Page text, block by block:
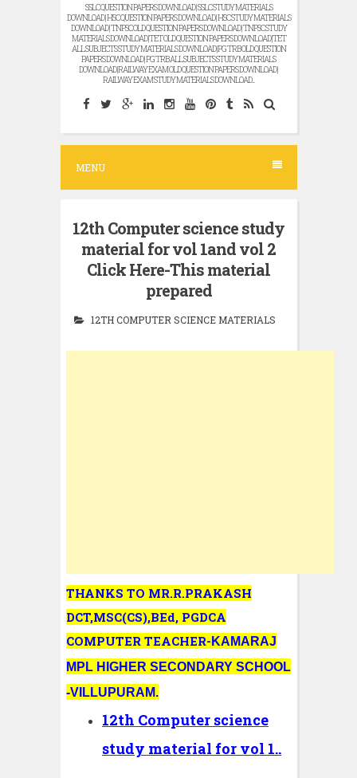
SSLC QUESTION PAPERS DOWNLOAD | SSLC STUDY MATERIALS
DOWNLOAD | HSC QUESTION PAPERS DOWNLOAD | HSC STUDY MATERIALS
DOWNLOAD | TNPSC OLD QUESTION PAPERS DOWNLOAD | TNPSC STUDY
MATERIALS DOWNLOAD |TET OLD QUESTION PAPERS DOWNLOAD |TET
ALL SUBJECTS STUDY MATERIALS DOWNLOAD |PG TRB OLD QUESTION
PAPERS DOWNLOAD | PG TRB ALL SUBJECTS STUDY MATERIALS
DOWNLOAD |RAILWAY EXAM OLD QUESTION PAPERS DOWNLOAD |
RAILWAY EXAM STUDY MATERIALS DOWNLOAD...
MENU
12th Computer science study
material for vol 1and vol 2
Click Here-This material
prepared
12TH COMPUTER SCIENCE MATERIALS
THANKS TO MR.R.PRAKASH
DCT,MSC(CS),BEd, PGDCA
COMPUTER TEACHER- KAMARAJ
MPL HIGHER SECONDARY SCHOOL
-VILLUPURAM.
12th Computer science
study material for vol 1..